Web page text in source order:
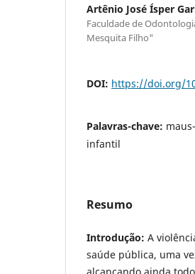
Artênio José Ísper
Faculdade de
Mesquita Filho"
DOI: https://doi.org/
Palavras-chave:
infantil
Resumo
Introdução: A
saúde pública, uma